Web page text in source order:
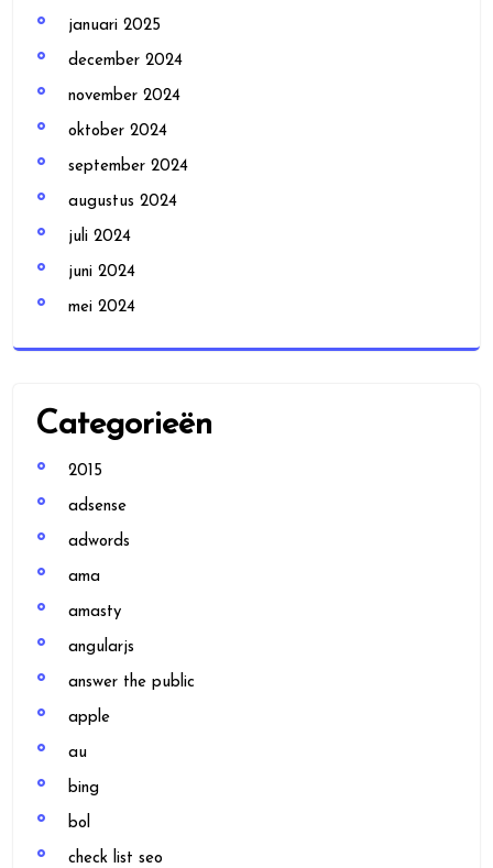
januari 2025
december 2024
november 2024
oktober 2024
september 2024
augustus 2024
juli 2024
juni 2024
mei 2024
Categorieën
2015
adsense
adwords
ama
amasty
angularjs
answer the public
apple
au
bing
bol
check list seo